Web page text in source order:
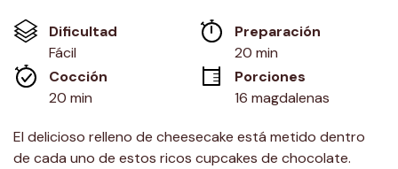
en
misma
página.
Dificultad
Fácil
Preparación
20 min
Cocción
20 min
Porciones
16 magdalenas
El delicioso relleno de cheesecake está metido dentro
de cada uno de estos ricos cupcakes de chocolate.